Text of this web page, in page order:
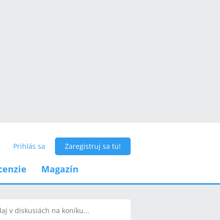
Prihlás sa Zaregistruj sa tu!
Magazín